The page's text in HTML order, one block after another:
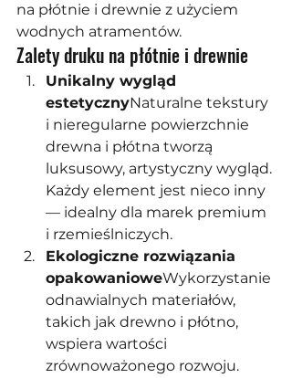
na płótnie i drewnie z użyciem
wodnych atramentów.
Zalety druku na płótnie i drewnie
Unikalny wygląd
estetycznyNaturalne tekstury
i nieregularne powierzchnie
drewna i płótna tworzą
luksusowy, artystyczny wygląd.
Każdy element jest nieco inny
— idealny dla marek premium
i rzemieślniczych.
Ekologiczne rozwiązania
opakowanioweWykorzystanie
odnawialnych materiałów,
takich jak drewno i płótno,
wspiera wartości
zrównoważonego rozwoju.